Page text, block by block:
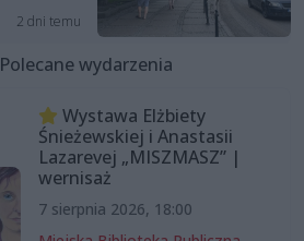
2 dni temu
Polecane wydarzenia
Wystawa Elżbiety
Śnieżewskiej i Anastasii
Lazarevej „MISZMASZ” |
wernisaż
7 sierpnia 2026, 18:00